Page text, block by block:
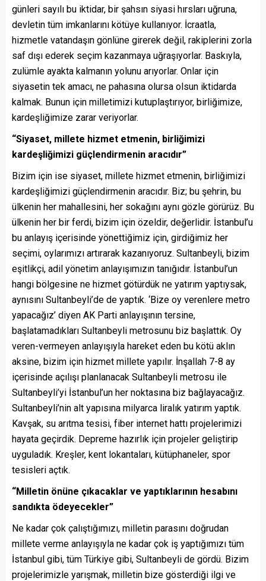
günleri sayılı bu iktidar, bir şahsın siyasi hırsları uğruna,
devletin tüm imkanlarını kötüye kullanıyor. İcraatla,
hizmetle vatandaşın gönlüne girerek değil, rakiplerini zorla
saf dışı ederek seçim kazanmaya uğraşıyorlar. Baskıyla,
zulümle ayakta kalmanın yolunu arıyorlar. Onlar için
siyasetin tek amacı, ne pahasına olursa olsun iktidarda
kalmak. Bunun için milletimizi kutuplaştırıyor, birliğimize,
kardeşliğimize zarar veriyorlar.
“Siyaset, millete hizmet etmenin, birliğimizi
kardeşliğimizi güçlendirmenin aracıdır”
Bizim için ise siyaset, millete hizmet etmenin, birliğimizi
kardeşliğimizi güçlendirmenin aracıdır. Biz; bu şehrin, bu
ülkenin her mahallesini, her sokağını aynı gözle görürüz. Bu
ülkenin her bir ferdi, bizim için özeldir, değerlidir. İstanbul’u
bu anlayış içerisinde yönettiğimiz için, girdiğimiz her
seçimi, oylarımızı artırarak kazanıyoruz. Sultanbeyli, bizim
eşitlikçi, adil yönetim anlayışımızın tanığıdır. İstanbul’un
hangi bölgesine ne hizmet götürdük ne yatırım yaptıysak,
aynısını Sultanbeyli’de de yaptık. ‘Bize oy verenlere metro
yapacağız’ diyen AK Parti anlayışının tersine,
başlatamadıkları Sultanbeyli metrosunu biz başlattık. Oy
veren-vermeyen anlayışıyla hareket eden bu kötü aklın
aksine, bizim için hizmet millete yapılır. İnşallah 7-8 ay
içerisinde açılışı planlanacak Sultanbeyli metrosu ile
Sultanbeyli’yi İstanbul’un her noktasına biz bağlayacağız.
Sultanbeyli’nin alt yapısına milyarca liralık yatırım yaptık.
Kavşak, su arıtma tesisi, fiber internet hattı projelerimizi
hayata geçirdik. Depreme hazırlık için projeler geliştirip
uyguladık. Kreşler, kent lokantaları, kütüphaneler, spor
tesisleri açtık.
“Milletin önüne çıkacaklar ve yaptıklarının hesabını
sandıkta ödeyecekler”
Ne kadar çok çalıştığımızı, milletin parasını doğrudan
millete verme anlayışıyla ne kadar çok iş yaptığımızı tüm
İstanbul gibi, tüm Türkiye gibi, Sultanbeyli de gördü. Bizim
projelerimizle yarışmak, milletin bize gösterdiği ilgi ve